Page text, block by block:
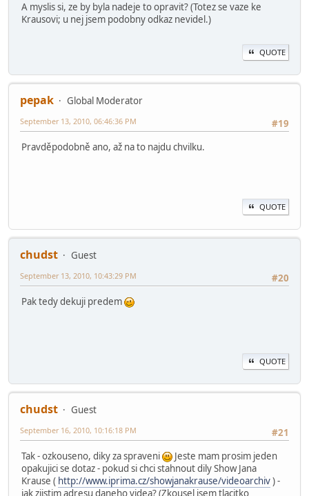
A myslis si, ze by byla nadeje to opravit? (Totez se vaze ke
Krausovi; u nej jsem podobny odkaz nevidel.)
QUOTE
pepak
Global Moderator
#19
September 13, 2010, 06:46:36 PM
Pravděpodobně ano, až na to najdu chvilku.
QUOTE
chudst
Guest
#20
September 13, 2010, 10:43:29 PM
Pak tedy dekuji predem
QUOTE
chudst
Guest
#21
September 16, 2010, 10:16:18 PM
Tak - ozkouseno, diky za spraveni
Jeste mam prosim jeden
opakujici se dotaz - pokud si chci stahnout dily Show Jana
Krause ( http://www.iprima.cz/showjanakrause/videoarchiv) -
jak zjistim adresu daneho videa? (Zkousel jsem tlacitko